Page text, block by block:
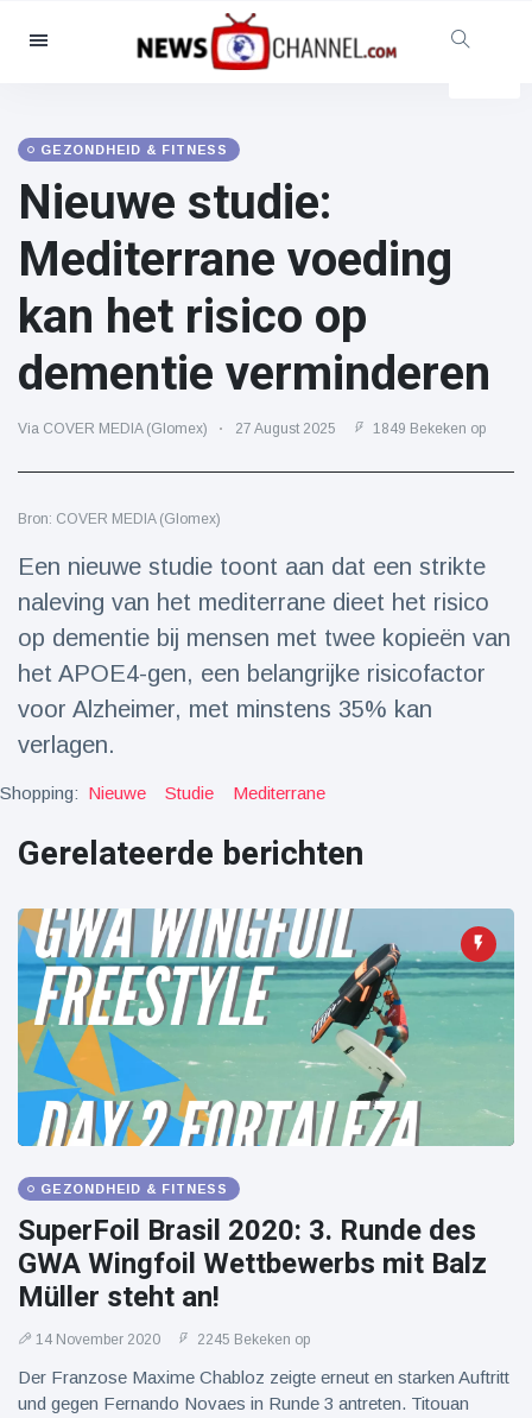
Categorieën
Maatschappelijk & Leuk
Bioscoop & TV
(81)
Beroemdheden
(13938)
Mode & Schoonheid
(122)
Eten & drinken
(79)
Gaming
(160)
Laatste nieuws
Draakachtig
zeedier
beelden:
stunts
Een van de
grootste
radiotelescopen
ter wereld stort
in
9 May
16035 Bekeken
op
GEZONDHEID & FITNESS
Nieuwe studie:
Mediterrane voeding
kan het risico op
dementie verminderen
Via COVER MEDIA (Glomex) 27 August 2025 1849 Bekeken op
Bron: COVER MEDIA (Glomex)
Een nieuwe studie toont aan dat een strikte
naleving van het mediterrane dieet het risico
op dementie bij mensen met twee kopieën van
het APOE4-gen, een belangrijke risicofactor
voor Alzheimer, met minstens 35% kan
verlagen.
Shopping: Nieuwe Studie Mediterrane
Gerelateerde berichten
GEZONDHEID & FITNESS
SuperFoil Brasil 2020: 3. Runde des
GWA Wingfoil Wettbewerbs mit Balz
Müller steht an!
14 November 2020 2245 Bekeken op
Der Franzose Maxime Chabloz zeigte erneut en starken Auftritt
und gegen Fernando Novaes in Runde 3 antreten. Titouan